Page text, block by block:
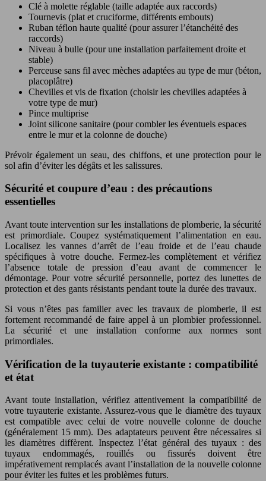
Clé à molette réglable (taille adaptée aux raccords)
Tournevis (plat et cruciforme, différents embouts)
Ruban téflon haute qualité (pour assurer l’étanchéité des
raccords)
Niveau à bulle (pour une installation parfaitement droite et
stable)
Perceuse sans fil avec mèches adaptées au type de mur (béton,
placoplâtre)
Chevilles et vis de fixation (choisir les chevilles adaptées à
votre type de mur)
Pince multiprise
Joint silicone sanitaire (pour combler les éventuels espaces
entre le mur et la colonne de douche)
Prévoir également un seau, des chiffons, et une protection pour le
sol afin d’éviter les dégâts et les salissures.
Sécurité et coupure d’eau : des précautions
essentielles
Avant toute intervention sur les installations de plomberie, la sécurité
est primordiale. Coupez systématiquement l’alimentation en eau.
Localisez les vannes d’arrêt de l’eau froide et de l’eau chaude
spécifiques à votre douche. Fermez-les complètement et vérifiez
l’absence totale de pression d’eau avant de commencer le
démontage. Pour votre sécurité personnelle, portez des lunettes de
protection et des gants résistants pendant toute la durée des travaux.
Si vous n’êtes pas familier avec les travaux de plomberie, il est
fortement recommandé de faire appel à un plombier professionnel.
La sécurité et une installation conforme aux normes sont
primordiales.
Vérification de la tuyauterie existante : compatibilité
et état
Avant toute installation, vérifiez attentivement la compatibilité de
votre tuyauterie existante. Assurez-vous que le diamètre des tuyaux
est compatible avec celui de votre nouvelle colonne de douche
(généralement 15 mm). Des adaptateurs peuvent être nécessaires si
les diamètres diffèrent. Inspectez l’état général des tuyaux : des
tuyaux endommagés, rouillés ou fissurés doivent être
impérativement remplacés avant l’installation de la nouvelle colonne
pour éviter les fuites et les problèmes futurs.